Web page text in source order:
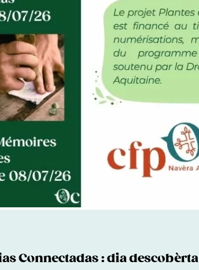
Connectadas : dia descobèrta